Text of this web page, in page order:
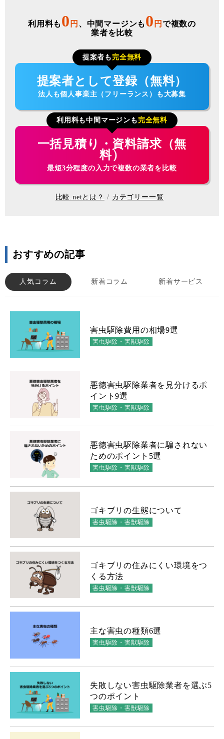
利用料も 0 円 、中間マージンも 0 円 で複数の
業者を比較
提案者も 完全無料
提案者として登録（無料）
法人も個人事業主（フリーランス）も大募集
利用料も中間マージンも 完全無料
一括見積り・資料請求（無
料）
最短3分程度の入力で複数の業者を比較
比較.netとは？ カテゴリー一覧
おすすめの記事
人気コラム 新着コラム 新着サービス
害虫駆除費用の相場9選
害虫駆除・害獣駆除
悪徳害虫駆除業者を見分けるポ
イント9選
害虫駆除・害獣駆除
悪徳害虫駆除業者に騙されない
ためのポイント5選
害虫駆除・害獣駆除
ゴキブリの生態について
害虫駆除・害獣駆除
ゴキブリの住みにくい環境をつ
くる方法
害虫駆除・害獣駆除
主な害虫の種類6選
害虫駆除・害獣駆除
失敗しない害虫駆除業者を選ぶ5
つのポイント
害虫駆除・害獣駆除